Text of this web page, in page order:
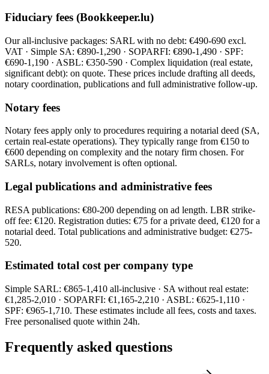
Fiduciary fees (Bookkeeper.lu)
Our all-inclusive packages: SARL with no debt: €490-690 excl.
VAT · Simple SA: €890-1,290 · SOPARFI: €890-1,490 · SPF:
€690-1,190 · ASBL: €350-590 · Complex liquidation (real estate,
significant debt): on quote. These prices include drafting all deeds,
notary coordination, publications and full administrative follow-up.
Notary fees
Notary fees apply only to procedures requiring a notarial deed (SA,
certain real-estate operations). They typically range from €150 to
€600 depending on complexity and the notary firm chosen. For
SARLs, notary involvement is often optional.
Legal publications and administrative fees
RESA publications: €80-200 depending on ad length. LBR strike-
off fee: €120. Registration duties: €75 for a private deed, €120 for a
notarial deed. Total publications and administrative budget: €275-
520.
Estimated total cost per company type
Simple SARL: €865-1,410 all-inclusive · SA without real estate:
€1,285-2,010 · SOPARFI: €1,165-2,210 · ASBL: €625-1,110 ·
SPF: €965-1,710. These estimates include all fees, costs and taxes.
Free personalised quote within 24h.
Frequently asked questions